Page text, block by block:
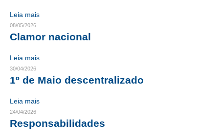
CONTRIBUIÇÃO ASSOCIATIVA OU ANUIDADE DE SÓCIO
CONTRIBUIÇÃO SINDICAL URBANA
REVISÃO DE APOSENTADORIA
LEGISLAÇÃO
Leia mais
08/05/2026
Clamor nacional
Leia mais
30/04/2026
1º de Maio descentralizado
Leia mais
24/04/2026
Responsabilidades